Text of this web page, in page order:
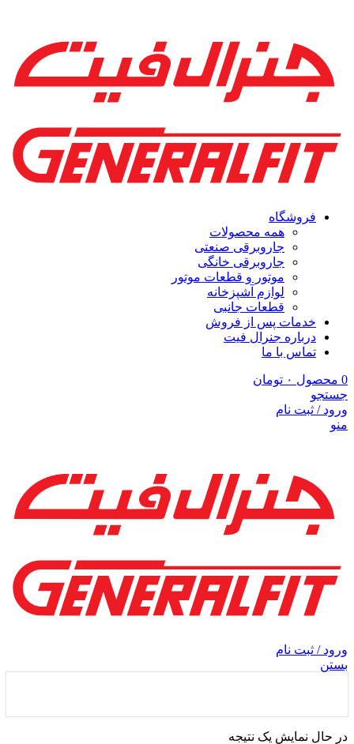
فروشگاه
همه محصولات
جاروبرقی صنعتی
جاروبرقی خانگی
موتور و قطعات موتور
لوازم آشپزخانه
قطعات جانبی
خدمات پس از فروش
درباره جنرال فیت
تماس با ما
0 محصول ۰ تومان
جستجو
ورود / ثبت نام
منو
ورود / ثبت نام
بستن
در حال نمایش یک نتیجه